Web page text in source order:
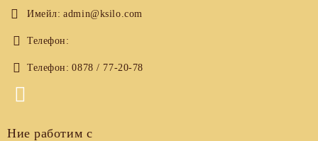
Имейл: admin@ksilo.com
Телефон:
Телефон: 0878 / 77-20-78
Ние работим с